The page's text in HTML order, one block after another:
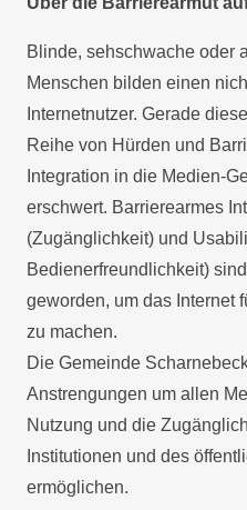
Blinde, sehschwache oder
Menschen bilden einen
Internetnutzer. Gerade
Reihe von Hürden und
Integration in die Medien-
erschwert. Barrierearmes
(Zugänglichkeit) und
Bedienerfreundlichkeit)
geworden, um das Internet
zu machen.
Die Gemeinde
Anstrengungen um allen
Nutzung und die
Institutionen und des
ermöglichen.